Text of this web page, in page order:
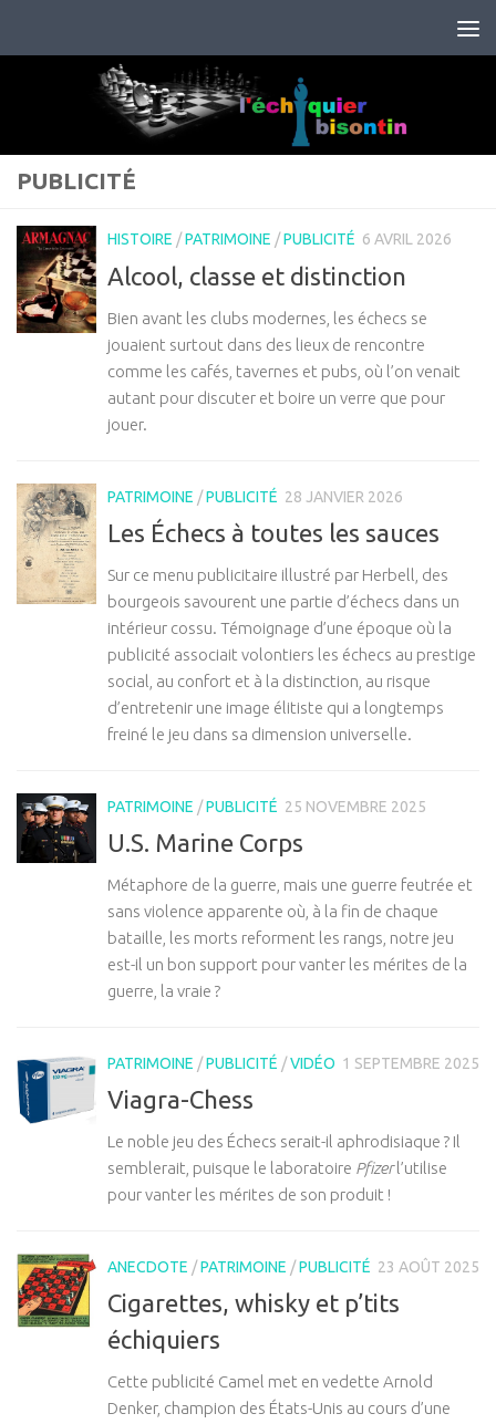
PUBLICITÉ
HISTOIRE /PATRIMOINE /PUBLICITÉ 6 AVRIL 2026
Alcool, classe et distinction
Bien avant les clubs modernes, les échecs se
jouaient surtout dans des lieux de rencontre
comme les cafés, tavernes et pubs, où l’on venait
autant pour discuter et boire un verre que pour
jouer.
PATRIMOINE /PUBLICITÉ 28 JANVIER 2026
Les Échecs à toutes les sauces
Sur ce menu publicitaire illustré par Herbell, des
bourgeois savourent une partie d’échecs dans un
intérieur cossu. Témoignage d’une époque où la
publicité associait volontiers les échecs au prestige
social, au confort et à la distinction, au risque
d’entretenir une image élitiste qui a longtemps
freiné le jeu dans sa dimension universelle.
PATRIMOINE /PUBLICITÉ 25 NOVEMBRE 2025
U.S. Marine Corps
Métaphore de la guerre, mais une guerre feutrée et
sans violence apparente où, à la fin de chaque
bataille, les morts reforment les rangs, notre jeu
est-il un bon support pour vanter les mérites de la
guerre, la vraie ?
PATRIMOINE /PUBLICITÉ /VIDÉO 1 SEPTEMBRE 2025
Viagra-Chess
Le noble jeu des Échecs serait-il aphrodisiaque ? Il
semblerait, puisque le laboratoire Pfizerl’utilise
pour vanter les mérites de son produit !
ANECDOTE /PATRIMOINE /PUBLICITÉ 23 AOÛT 2025
Cigarettes, whisky et p’tits
échiquiers
Cette publicité Camel met en vedette Arnold
Denker, champion des États-Unis au cours d’une